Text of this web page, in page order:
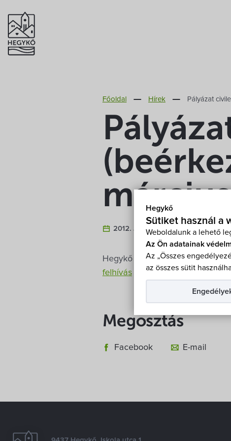
Hegykő
Sütiket használ a
Weboldalunk a lehető
Az Ön adatainak
Az „Összes
az összes sütit
Főoldal Hírek Pályázat
2012. Január 15.
Hegykő Község
felhívás és a pályázati adatlap
Megosztás
Facebook E-mail